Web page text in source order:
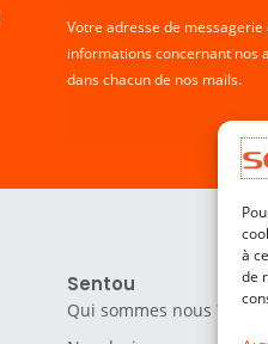
à
de
Votre adresse de
informations concernant nos
dans chacun de nos mails.
Sentou
Qui sommes nous ?